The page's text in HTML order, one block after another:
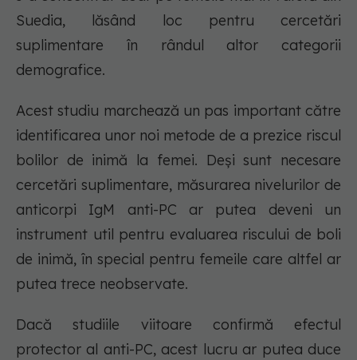
Suedia, lăsând loc pentru cercetări
suplimentare în rândul altor categorii
demografice.
Acest studiu marchează un pas important către
identificarea unor noi metode de a prezice riscul
bolilor de inimă la femei. Deși sunt necesare
cercetări suplimentare, măsurarea nivelurilor de
anticorpi IgM anti-PC ar putea deveni un
instrument util pentru evaluarea riscului de boli
de inimă, în special pentru femeile care altfel ar
putea trece neobservate.
Dacă studiile viitoare confirmă efectul
protector al anti-PC, acest lucru ar putea duce